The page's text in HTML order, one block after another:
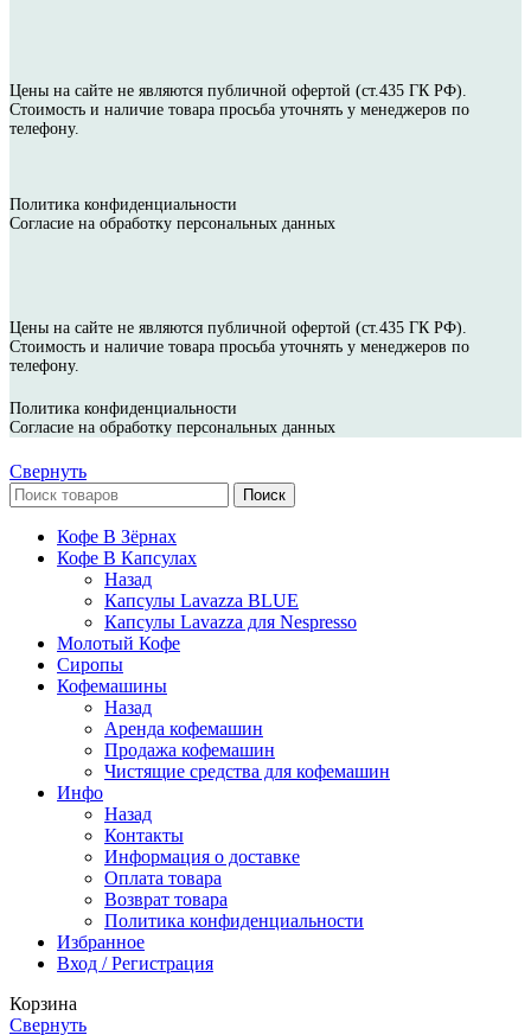
Цены на сайте не являются публичной офертой (ст.435 ГК РФ).
Стоимость и наличие товара просьба уточнять у менеджеров по
телефону.
Политика конфиденциальности
Согласие на обработку персональных данных
Цены на сайте не являются публичной офертой (ст.435 ГК РФ).
Стоимость и наличие товара просьба уточнять у менеджеров по
телефону.
Политика конфиденциальности
Согласие на обработку персональных данных
Свернуть
Поиск
Кофе В Зёрнах
Кофе В Капсулах
Назад
Капсулы Lavazza BLUE
Капсулы Lavazza для Nespresso
Молотый Кофе
Сиропы
Кофемашины
Назад
Аренда кофемашин
Продажа кофемашин
Чистящие средства для кофемашин
Инфо
Назад
Контакты
Информация о доставке
Оплата товара
Возврат товара
Политика конфиденциальности
Избранное
Вход / Регистрация
Корзина
Свернуть